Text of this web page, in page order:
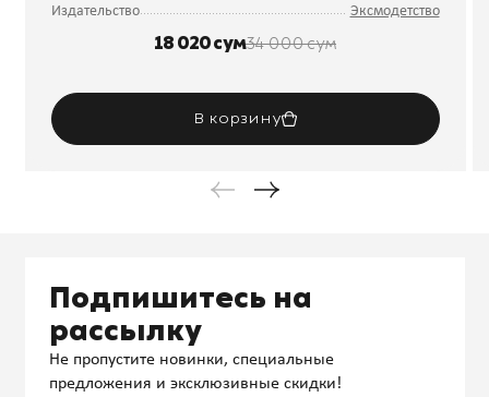
Издательство
Эксмодетство
18 020 сум34 000 сум
В корзину
Подпишитесь на
рассылку
Не пропустите новинки, специальные
предложения и эксклюзивные скидки!